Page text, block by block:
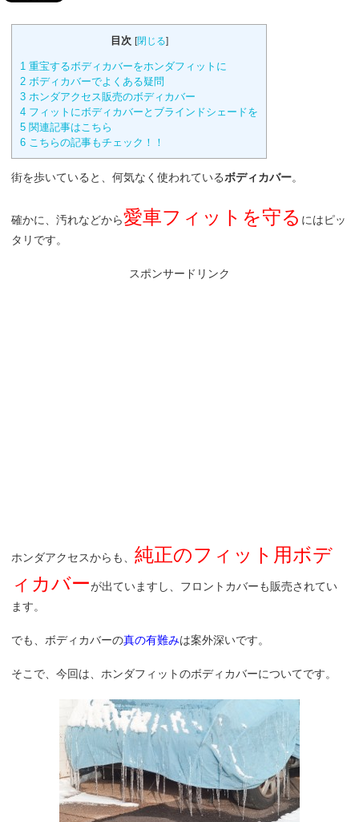
目次 [閉じる]
1 重宝するボディカバーをホンダフィットに
2 ボディカバーでよくある疑問
3 ホンダアクセス販売のボディカバー
4 フィットにボディカバーとブラインドシェードを
5 関連記事はこちら
6 こちらの記事もチェック！！
街を歩いていると、何気なく使われているボディカバー。
確かに、汚れなどから愛車フィットを守る にはピッ
タリです。
スポンサードリンク
ホンダアクセスからも、純正のフィット用ボデ
ィカバーが出ていますし、フロントカバーも販売されてい
ます。
でも、ボディカバーの真の有難みは案外深いです。
そこで、今回は、ホンダフィットのボディカバーについてです。